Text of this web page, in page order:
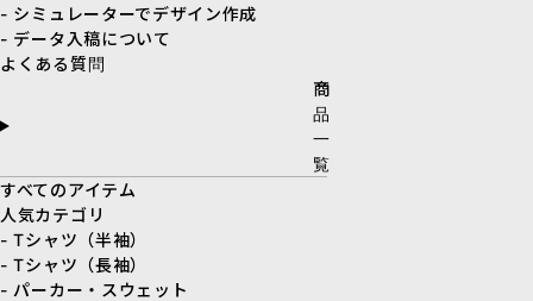
- シミュレーターでデザイン作成
- データ入稿について
よくある質問
商
品
一
覧
すべてのアイテム
人気カテゴリ
- Tシャツ（半袖）
- Tシャツ（長袖）
- パーカー・スウェット